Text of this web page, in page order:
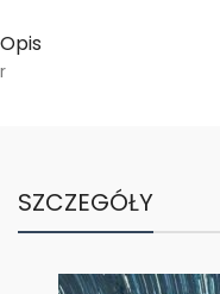
Opis
r
SZCZEGÓŁY